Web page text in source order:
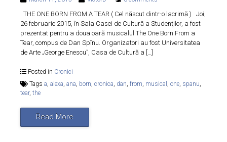
THE ONE BORN FROM A TEAR ( Cel născut dintr-o lacrimă ) Joi,
26 februarie 2015, în Sala Casei de Cultură a Studenţilor, a fost
prezentat pentru a doua oară musicalul The One Born From a
Tear, compus de Dan Spînu. Organizatori au fost Universitatea
de Arte „George Enescu”, Casa de Cultură a […]
Posted in Cronici
Tags a alexa ana born cronica dan from musical one spanu
tear, the
Read More